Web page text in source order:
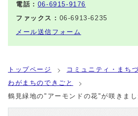
電話： 06-6915-9176
ファックス： 06-6913-6235
メール送信フォーム
トップページ
コミュニティ・まち
わがまちのできごと
鶴見緑地の"アーモンドの花"が咲きまし